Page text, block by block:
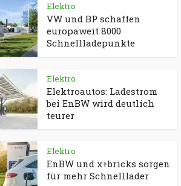
Elektro
VW und BP schaffen
europaweit 8000
Schnellladepunkte
Elektro
Elektroautos: Ladestrom
bei EnBW wird deutlich
teurer
Elektro
EnBW und x+bricks sorgen
für mehr Schnelllader